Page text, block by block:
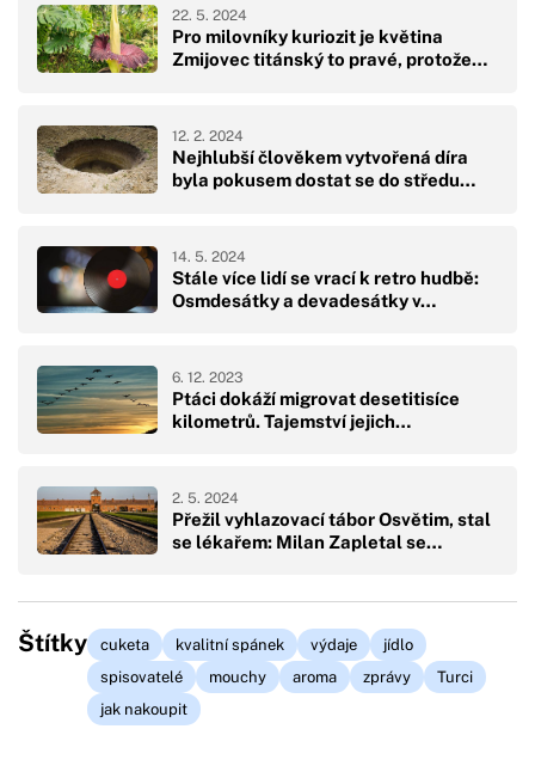
Pro milovníky kuriozit je květina
Zmijovec titánský to pravé, protože…
22. 5. 2024
Nejhlubší člověkem vytvořená díra
byla pokusem dostat se do středu…
12. 2. 2024
Stále více lidí se vrací k retro hudbě:
Osmdesátky a devadesátky v…
14. 5. 2024
Ptáci dokáží migrovat desetitisíce
kilometrů. Tajemství jejich…
6. 12. 2023
Přežil vyhlazovací tábor Osvětim, stal
se lékařem: Milan Zapletal se…
2. 5. 2024
Štítky cuketa kvalitní spánek výdaje
jídlo
spisovatelé
mouchy aroma zprávy
Turci
jak nakoupit